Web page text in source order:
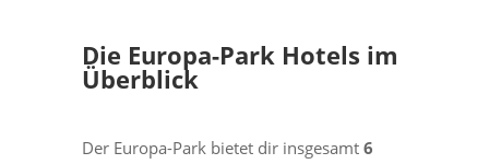
Die Europa-Park Hotels im
Überblick
Der Europa-Park bietet dir insgesamt 6